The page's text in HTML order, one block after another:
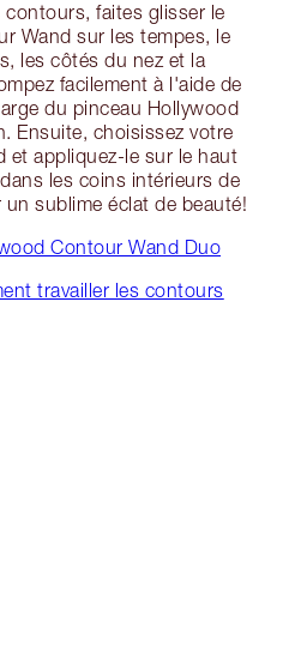
contours, faites glisser le
Wand sur les tempes, le
les côtés du nez et la
facilement à l'aide de
du pinceau Hollywood
Ensuite, choisissez votre
et appliquez-le sur le haut
les coins intérieurs de
sublime éclat de beauté!
Contour Wand Duo
travailler les contours